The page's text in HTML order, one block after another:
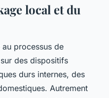
local et du
au processus de
des dispositifs
durs internes, des
Autrement